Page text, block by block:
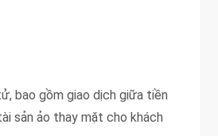
bao gồm giao dịch giữa tiền
sản ảo thay mặt cho khách